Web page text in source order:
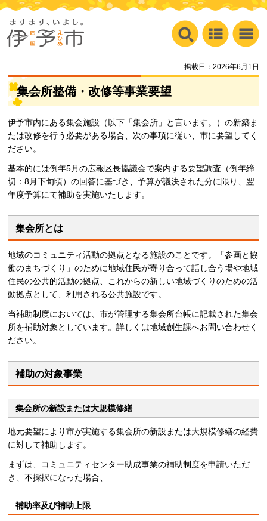
掲載日：2026年6月1日
集会所整備・改修等事業要望
伊予市内にある集会施設（以下「集会所」と言います。）の新築ま
たは改修を行う必要がある場合、次の事項に従い、市に要望してく
ださい。
基本的には例年5月の広報区長協議会で案内する要望調査（例年締
切：8月下旬頃）の回答に基づき、予算が議決された分に限り、翌
年度予算にて補助を実施いたします。
集会所とは
地域のコミュニティ活動の拠点となる施設のことです。「参画と協
働のまちづくり」のために地域住民が寄り合って話し合う場や地域
住民の公共的活動の拠点、これからの新しい地域づくりのための活
動拠点として、利用される公共施設です。
当補助制度においては、市が管理する集会所台帳に記載された集会
所を補助対象としています。詳しくは地域創生課へお問い合わせく
ださい。
補助の対象事業
集会所の新設または大規模修繕
地元要望により市が実施する集会所の新設または大規模修繕の経費
に対して補助します。
まずは、コミュニティセンター助成事業の補助制度を申請いただ
き、不採択になった場合、
補助率及び補助上限